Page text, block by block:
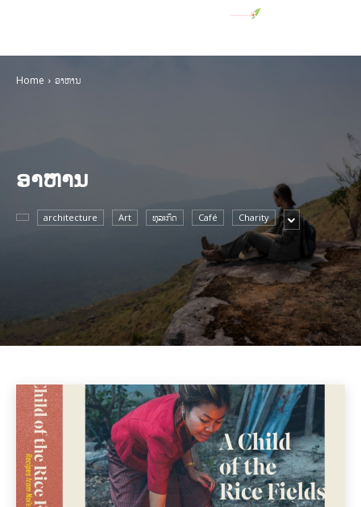
Home ອາຫານ
ອາຫານ
architecture Art ທຸລະກິດ Café Charity